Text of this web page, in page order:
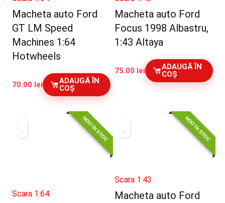
Macheta auto Ford
GT LM Speed
Machines 1:64
Hotwheels
70.00 lei
ADAUGĂ ÎN
COȘ
Macheta auto Ford
Focus 1998 Albastru,
1:43 Altaya
75.00 lei
ADAUGĂ ÎN
COȘ
NOU IN STOC
Scara 1:64
NOU IN STOC
Scara 1:43
Macheta auto Ford